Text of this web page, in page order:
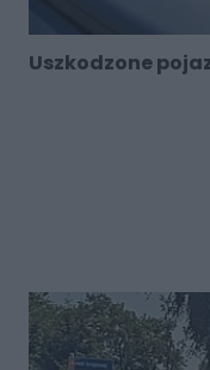
Uszkodzone